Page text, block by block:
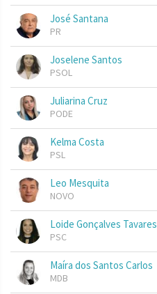
José Santana
PR
Joselene Santos
PSOL
Juliarina Cruz
PODE
Kelma Costa
PSL
Leo Mesquita
NOVO
Loide Gonçalves Tavares
PSC
Maíra dos Santos Carlos
MDB